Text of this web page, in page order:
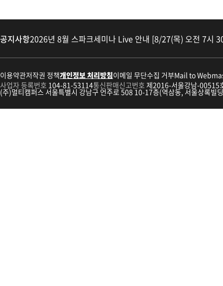
공지사항2026년 8월 스파크세미나 Live 안내 [8/27(목) 오전 7시
이용약관저작권 정책개인정보 처리방침이메일 무단수집 거부Mail to
사업자 등록번호 104-81-53114통신판매신고번호 제2016-서울강남-00515
(주)멀티캠퍼스 서울특별시 강남구 언주로 508 10-17층(역삼동, 서울상록빌